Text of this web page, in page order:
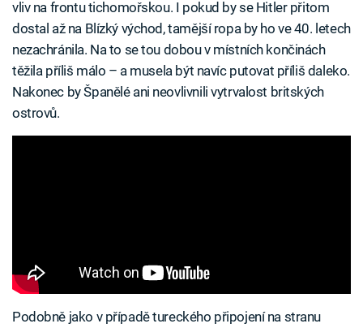
vliv na frontu tichomořskou. I pokud by se Hitler přitom
dostal až na Blízký východ, tamější ropa by ho ve 40. letech
nezachránila. Na to se tou dobou v místních končinách
těžila příliš málo – a musela být navíc putovat příliš daleko.
Nakonec by Španělé ani neovlivnili vytrvalost britských
ostrovů.
Podobně jako v případě tureckého připojení na stranu